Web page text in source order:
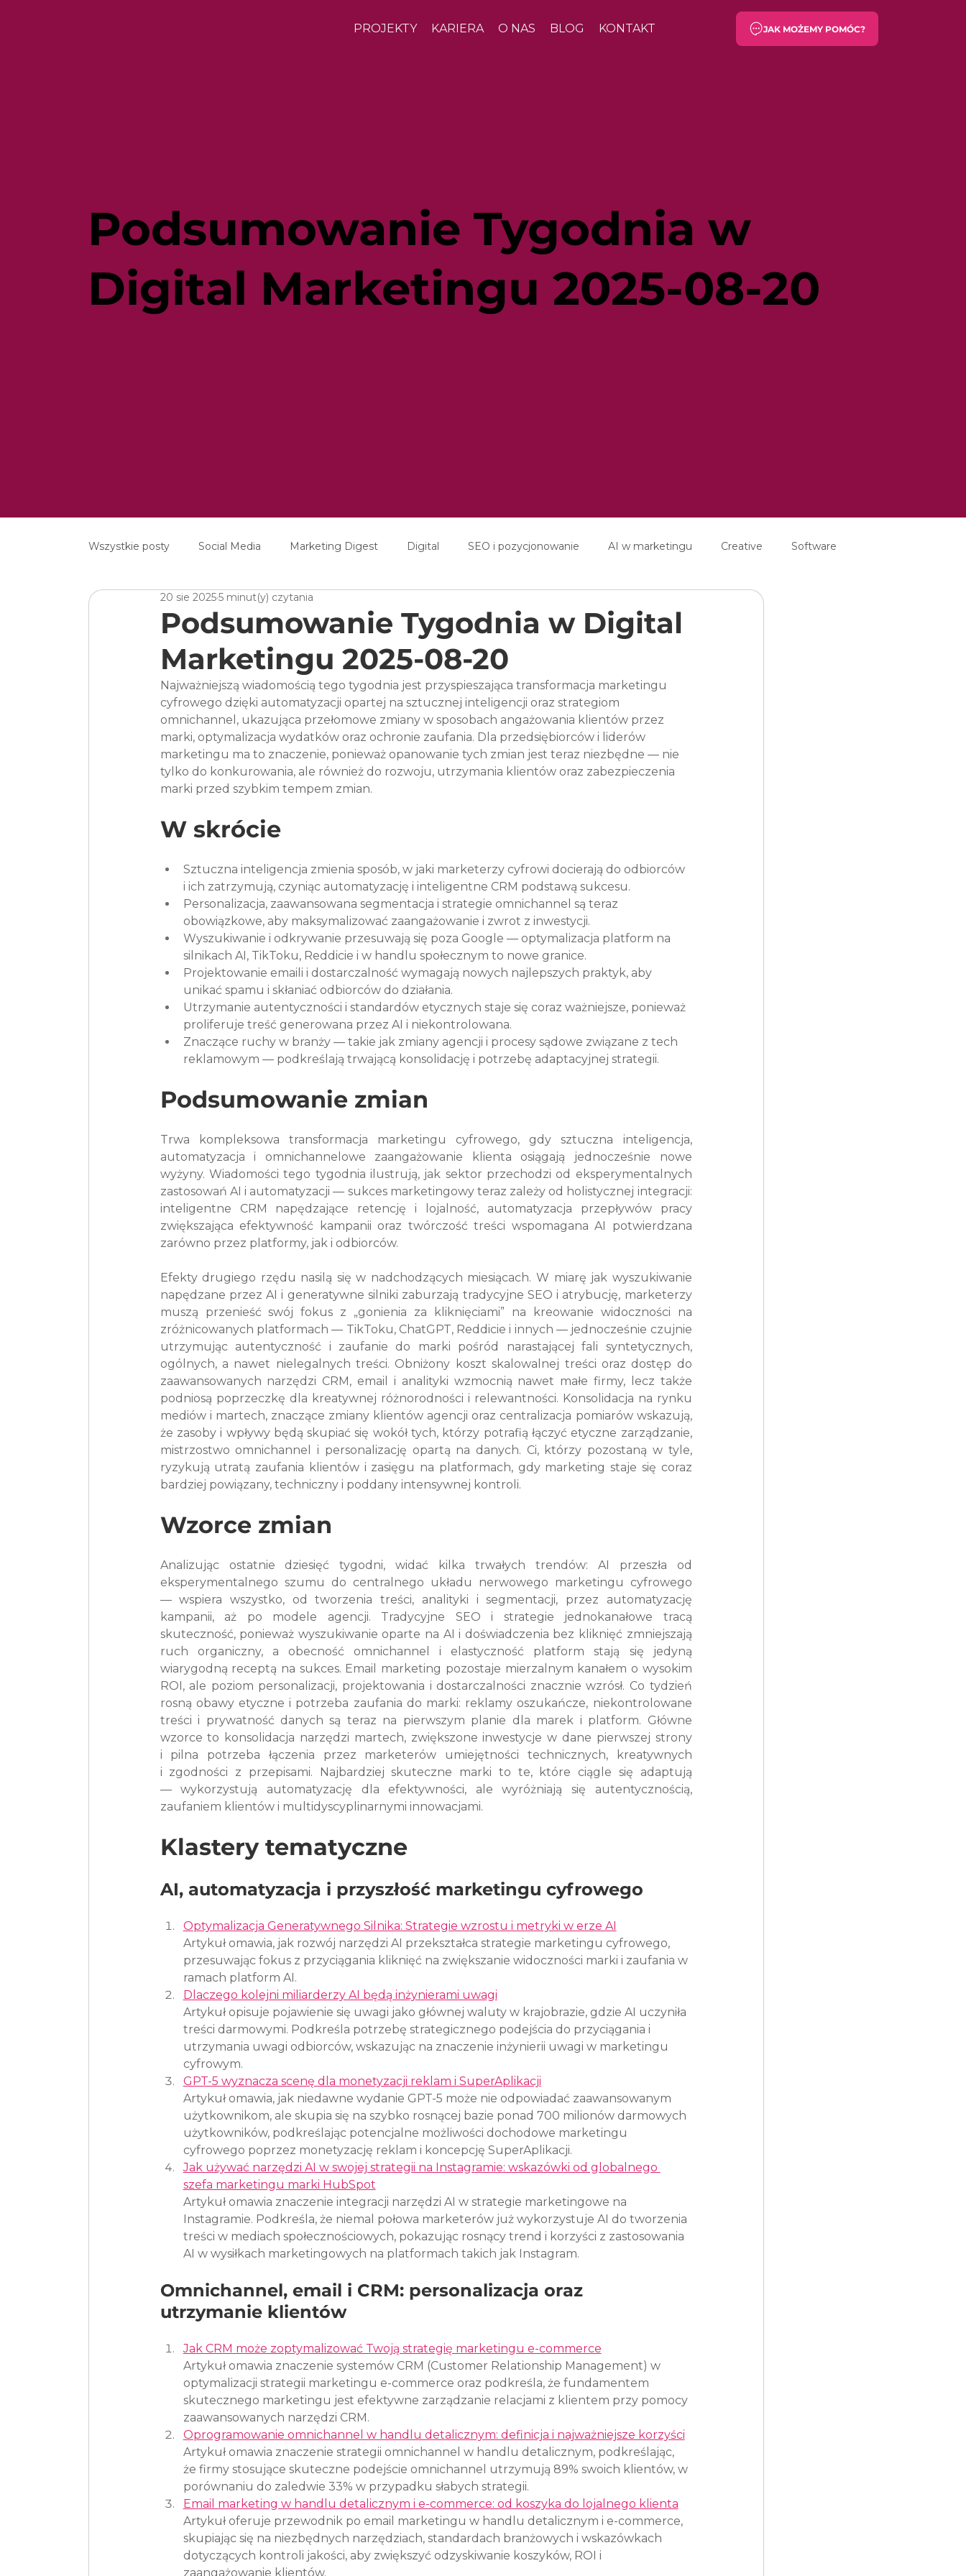
PROJEKTY KARIERA O NAS BLOG KONTAKT JAK MOŻEMY POMÓC?
Podsumowanie Tygodnia w
Digital Marketingu 2025-08-20
Wszystkie posty Social Media Marketing Digest Digital SEO i pozycjonowanie AI w marketingu Creative Software
Content Marketing
Podsumowanie Tygodnia w Digital
Marketingu 2025-08-20
20 sie 20255 minut(y) czytania
Najważniejszą wiadomością tego tygodnia jest przyspieszająca transformacja marketingu
cyfrowego dzięki automatyzacji opartej na sztucznej inteligencji oraz strategiom
omnichannel, ukazująca przełomowe zmiany w sposobach angażowania klientów przez
marki, optymalizacja wydatków oraz ochronie zaufania. Dla przedsiębiorców i liderów
marketingu ma to znaczenie, ponieważ opanowanie tych zmian jest teraz niezbędne — nie
tylko do konkurowania, ale również do rozwoju, utrzymania klientów oraz zabezpieczenia
marki przed szybkim tempem zmian.
W skrócie
Sztuczna inteligencja zmienia sposób, w jaki marketerzy cyfrowi docierają do odbiorców
i ich zatrzymują, czyniąc automatyzację i inteligentne CRM podstawą sukcesu.
Personalizacja, zaawansowana segmentacja i strategie omnichannel są teraz
obowiązkowe, aby maksymalizować zaangażowanie i zwrot z inwestycji.
Wyszukiwanie i odkrywanie przesuwają się poza Google — optymalizacja platform na
silnikach AI, TikToku, Reddicie i w handlu społecznym to nowe granice.
Projektowanie emaili i dostarczalność wymagają nowych najlepszych praktyk, aby
unikać spamu i skłaniać odbiorców do działania.
Utrzymanie autentyczności i standardów etycznych staje się coraz ważniejsze, ponieważ
proliferuje treść generowana przez AI i niekontrolowana.
Znaczące ruchy w branży — takie jak zmiany agencji i procesy sądowe związane z tech
reklamowym — podkreślają trwającą konsolidację i potrzebę adaptacyjnej strategii.
Podsumowanie zmian
Trwa kompleksowa transformacja marketingu cyfrowego, gdy sztuczna inteligencja,
automatyzacja i omnichannelowe zaangażowanie klienta osiągają jednocześnie nowe
wyżyny. Wiadomości tego tygodnia ilustrują, jak sektor przechodzi od eksperymentalnych
zastosowań AI i automatyzacji — sukces marketingowy teraz zależy od holistycznej integracji:
inteligentne CRM napędzające retencję i lojalność, automatyzacja przepływów pracy
zwiększająca efektywność kampanii oraz twórczość treści wspomagana AI potwierdzana
zarówno przez platformy, jak i odbiorców.
Efekty drugiego rzędu nasilą się w nadchodzących miesiącach. W miarę jak wyszukiwanie
napędzane przez AI i generatywne silniki zaburzają tradycyjne SEO i atrybucję, marketerzy
muszą przenieść swój fokus z „gonienia za kliknięciami” na kreowanie widoczności na
zróżnicowanych platformach — TikToku, ChatGPT, Reddicie i innych — jednocześnie czujnie
utrzymując autentyczność i zaufanie do marki pośród narastającej fali syntetycznych,
ogólnych, a nawet nielegalnych treści. Obniżony koszt skalowalnej treści oraz dostęp do
zaawansowanych narzędzi CRM, email i analityki wzmocnią nawet małe firmy, lecz także
podniosą poprzeczkę dla kreatywnej różnorodności i relewantności. Konsolidacja na rynku
mediów i martech, znaczące zmiany klientów agencji oraz centralizacja pomiarów wskazują,
że zasoby i wpływy będą skupiać się wokół tych, którzy potrafią łączyć etyczne zarządzanie,
mistrzostwo omnichannel i personalizację opartą na danych. Ci, którzy pozostaną w tyle,
ryzykują utratą zaufania klientów i zasięgu na platformach, gdy marketing staje się coraz
bardziej powiązany, techniczny i poddany intensywnej kontroli.
Wzorce zmian
Analizując ostatnie dziesięć tygodni, widać kilka trwałych trendów: AI przeszła od
eksperymentalnego szumu do centralnego układu nerwowego marketingu cyfrowego
— wspiera wszystko, od tworzenia treści, analityki i segmentacji, przez automatyzację
kampanii, aż po modele agencji. Tradycyjne SEO i strategie jednokanałowe tracą
skuteczność, ponieważ wyszukiwanie oparte na AI i doświadczenia bez kliknięć zmniejszają
ruch organiczny, a obecność omnichannel i elastyczność platform stają się jedyną
wiarygodną receptą na sukces. Email marketing pozostaje mierzalnym kanałem o wysokim
ROI, ale poziom personalizacji, projektowania i dostarczalności znacznie wzrósł. Co tydzień
rosną obawy etyczne i potrzeba zaufania do marki: reklamy oszukańcze, niekontrolowane
treści i prywatność danych są teraz na pierwszym planie dla marek i platform. Główne
wzorce to konsolidacja narzędzi martech, zwiększone inwestycje w dane pierwszej strony
i pilna potrzeba łączenia przez marketerów umiejętności technicznych, kreatywnych
i zgodności z przepisami. Najbardziej skuteczne marki to te, które ciągle się adaptują
— wykorzystują automatyzację dla efektywności, ale wyróżniają się autentycznością,
zaufaniem klientów i multidyscyplinarnymi innowacjami.
Klastery tematyczne
AI, automatyzacja i przyszłość marketingu cyfrowego
Optymalizacja Generatywnego Silnika: Strategie wzrostu i metryki w erze AI
Artykuł omawia, jak rozwój narzędzi AI przekształca strategie marketingu cyfrowego,
przesuwając fokus z przyciągania kliknięć na zwiększanie widoczności marki i zaufania w
ramach platform AI.
Dlaczego kolejni miliarderzy AI będą inżynierami uwagi
Artykuł opisuje pojawienie się uwagi jako głównej waluty w krajobrazie, gdzie AI uczyniła
treści darmowymi. Podkreśla potrzebę strategicznego podejścia do przyciągania i
utrzymania uwagi odbiorców, wskazując na znaczenie inżynierii uwagi w marketingu
cyfrowym.
GPT-5 wyznacza scenę dla monetyzacji reklam i SuperAplikacji
Artykuł omawia, jak niedawne wydanie GPT-5 może nie odpowiadać zaawansowanym
użytkownikom, ale skupia się na szybko rosnącej bazie ponad 700 milionów darmowych
użytkowników, podkreślając potencjalne możliwości dochodowe marketingu
cyfrowego poprzez monetyzację reklam i koncepcję SuperAplikacji.
Jak używać narzędzi AI w swojej strategii na Instagramie: wskazówki od globalnego
szefa marketingu marki HubSpot
Artykuł omawia znaczenie integracji narzędzi AI w strategie marketingowe na
Instagramie. Podkreśla, że niemal połowa marketerów już wykorzystuje AI do tworzenia
treści w mediach społecznościowych, pokazując rosnący trend i korzyści z zastosowania
AI w wysiłkach marketingowych na platformach takich jak Instagram.
Omnichannel, email i CRM: personalizacja oraz
utrzymanie klientów
Jak CRM może zoptymalizować Twoją strategię marketingu e-commerce
Artykuł omawia znaczenie systemów CRM (Customer Relationship Management) w
optymalizacji strategii marketingu e-commerce oraz podkreśla, że fundamentem
skutecznego marketingu jest efektywne zarządzanie relacjami z klientem przy pomocy
zaawansowanych narzędzi CRM.
Oprogramowanie omnichannel w handlu detalicznym: definicja i najważniejsze korzyści
Artykuł omawia znaczenie strategii omnichannel w handlu detalicznym, podkreślając,
że firmy stosujące skuteczne podejście omnichannel utrzymują 89% swoich klientów, w
porównaniu do zaledwie 33% w przypadku słabych strategii.
Email marketing w handlu detalicznym i e-commerce: od koszyka do lojalnego klienta
Artykuł oferuje przewodnik po email marketingu w handlu detalicznym i e-commerce,
skupiając się na niezbędnych narzędziach, standardach branżowych i wskazówkach
dotyczących kontroli jakości, aby zwiększyć odzyskiwanie koszyków, ROI i
zaangażowanie klientów.